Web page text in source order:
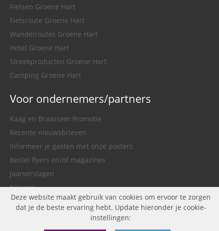
Deze website maakt gebruik van cookies om ervoor te zorgen
dat je de beste ervaring hebt. Update hieronder je cookie-
instellingen:
Fietsen Groene Hart
Fietsroute Groene Hart
Wandelroutes Groene Hart
Hotel Groene Hart
Streekproducten Groene Hart
Camping Groene Hart
Voor ondernemers/partners
Kaag en Braassem Promotie
Recente nieuwsbrieven
Informeer je gasten met onze posters
Bestel flyers en/of magazines
Jaarverslagen
Nieuws
Gemeente Kaag en Braassem